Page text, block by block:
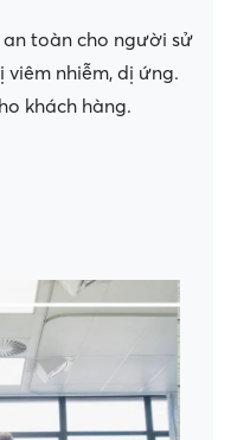
toàn cho người sử
viêm nhiễm, dị ứng.
khách hàng.